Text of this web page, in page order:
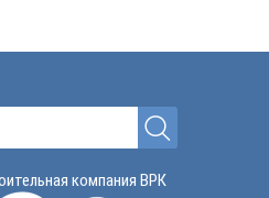
компания ВРК